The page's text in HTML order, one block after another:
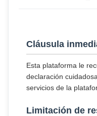
Cláusula
Esta plataforma le
declaración
servicios de la
Limitación de